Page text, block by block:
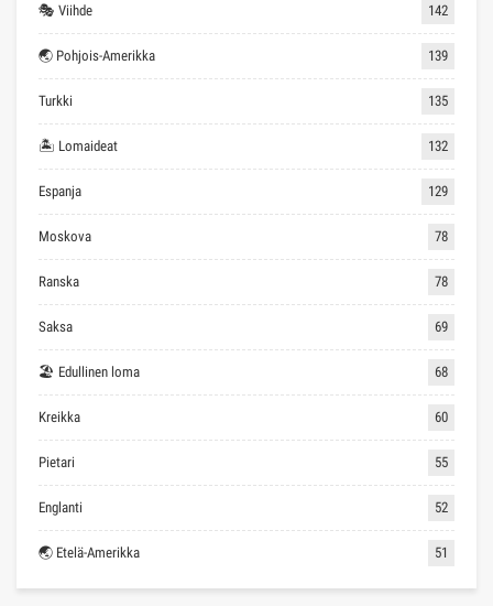
🎭 Viihde 142
🌏 Pohjois-Amerikka 139
Turkki 135
🏝 Lomaideat 132
Espanja 129
Moskova 78
Ranska 78
Saksa 69
🏖 Edullinen loma 68
Kreikka 60
Pietari 55
Englanti 52
🌏 Etelä-Amerikka 51